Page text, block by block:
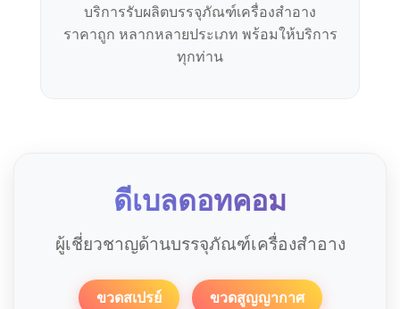
บริการรับผลิตบรรจุภัณฑ์เครื่องสำอาง
ราคาถูก หลากหลายประเภท พร้อมให้บริการ
ทุกท่าน
ดีเบลดอทคอม
ผู้เชี่ยวชาญด้านบรรจุภัณฑ์เครื่องสำอาง
ขวดสเปรย์ ขวดสูญญากาศ